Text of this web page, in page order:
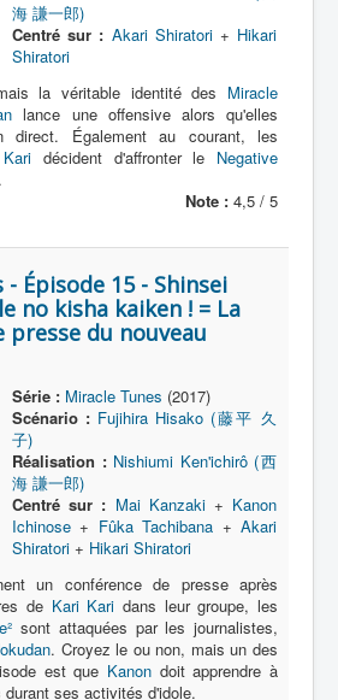
海 謙一郎)
Centré sur : Akari Shiratori+ Hikari
Shiratori
la véritable identité des Miracle
lance une offensive alors qu'elles
direct. Également au courant, les
décident d'affronter le Negative
Note : 4,5 / 5
Épisode 15 - Shinsei
no kisha kaiken ! = La
presse du nouveau
Série : Miracle Tunes (2017)
Scénario : Fujihira Hisako (藤平 久
子)
Réalisation : Nishiumi Ken'ichirô (西
海 謙一郎)
Centré sur : Mai Kanzaki+ Kanon
Ichinose+ Fûka Tachibana +Akari
Shiratori+ Hikari Shiratori
un conférence de presse après
de Kari Kari dans leur groupe, les
sont attaquées par les journalistes,
. Croyez le ou non, mais un des
est que Kanon doit apprendre à
ses activités d'idole.